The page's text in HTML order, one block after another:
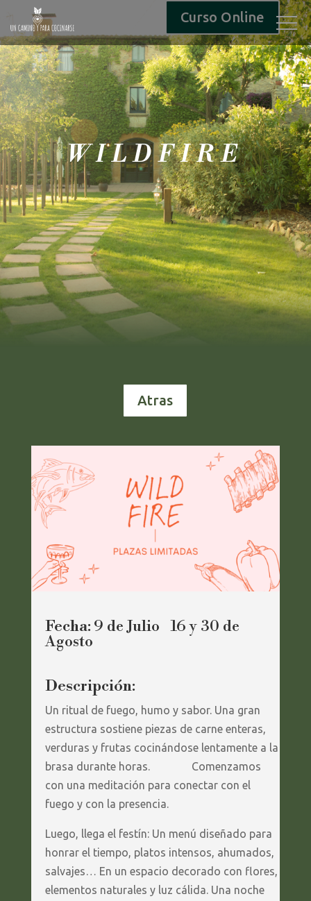
Curso Online
WILDFIRE
Atras
Fecha: 9 de Julio 16 y 30 de
Agosto
Descripción:
Un ritual de fuego, humo y sabor. Una gran
estructura sostiene piezas de carne enteras,
verduras y frutas cocinándose lentamente a la
brasa durante horas. Comenzamos
con una meditación para conectar con el
fuego y con la presencia.
Luego, llega el festín: Un menú diseñado para
honrar el tiempo, platos intensos, ahumados,
salvajes… En un espacio decorado con flores,
elementos naturales y luz cálida. Una noche